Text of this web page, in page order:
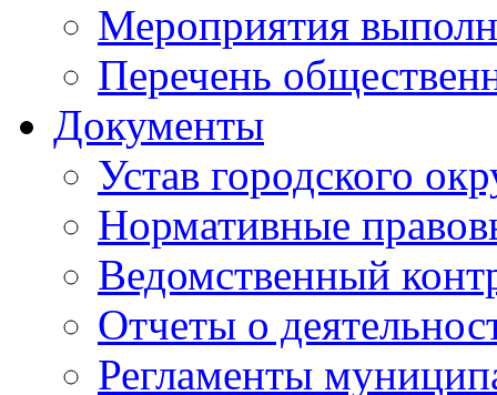
Мероприятия
Перечень
Документы
Устав городского
Нормативные
Ведомственный
Отчеты о
Регламенты